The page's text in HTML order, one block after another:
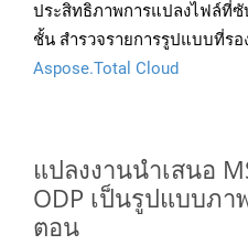
ประสิทธิภาพการแปลงไฟล์ที่
ชั้น สำรวจรายการรูปแบบที่ร
Aspose.Total Cloud
แปลงงานนำเสนอ
ODP เป็นรูปแบบภ
ตอน